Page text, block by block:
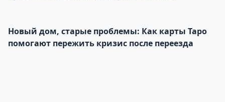
Новый дом, старые проблемы: Как карты Таро
помогают пережить кризис после переезда